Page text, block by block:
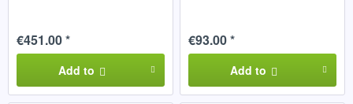
€451.00 *
Add to
€93.00 *
Add to